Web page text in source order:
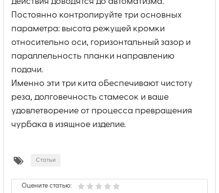
Постоянно контролируйте три основных
параметра: высота режущей кромки
относительно оси, горизонтальный зазор и
параллельность планки направлению
подачи.
Именно эти три кита обеспечивают чистоту
реза, долговечность стамесок и ваше
удовлетворение от процесса превращения
чурбака в изящное изделие.
Статьи
Оцените статью: